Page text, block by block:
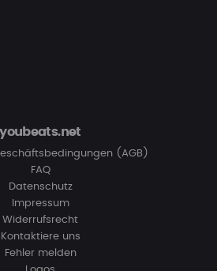
youbeats.net
(AGB)
FAQ
Datenschutz
Impressum
Widerrufsrecht
Kontaktiere uns
Fehler melden